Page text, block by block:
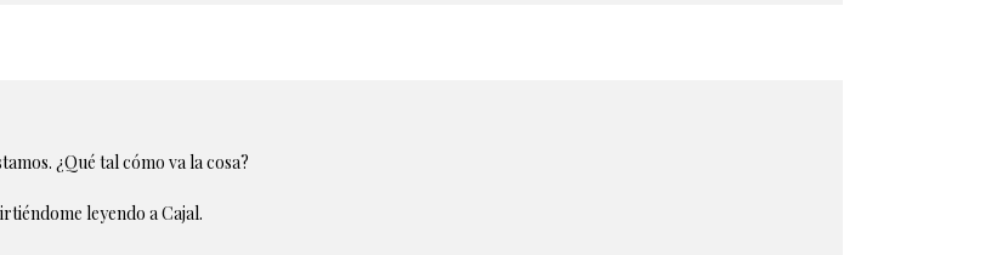
¿Qué tal cómo va la cosa?
leyendo a Cajal.